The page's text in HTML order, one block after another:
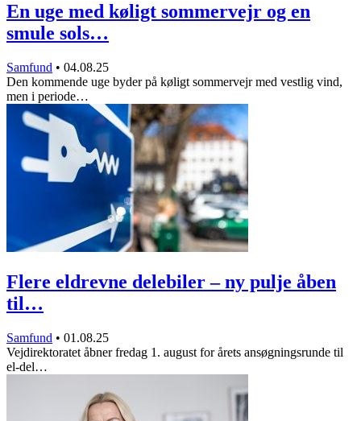
En uge med køligt sommervejr og en
smule sols…
Samfund • 04.08.25
Den kommende uge byder på køligt sommervejr med vestlig vind,
men i periode…
Flere eldrevne delebiler – ny pulje åben
til…
Samfund • 01.08.25
Vejdirektoratet åbner fredag 1. august for årets ansøgningsrunde til
el-del…